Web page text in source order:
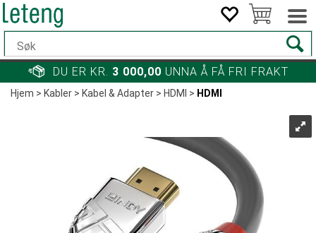
DU ER KR. 3 000,00 UNNA Å FÅ FRI FRAKT
Hjem>Kabler>Kabel & Adapter>HDMI > HDMI